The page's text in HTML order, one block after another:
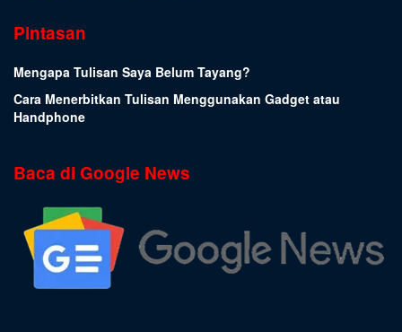
Pintasan
Mengapa Tulisan Saya Belum Tayang?
Cara Menerbitkan Tulisan Menggunakan Gadget atau
Handphone
Baca di Google News